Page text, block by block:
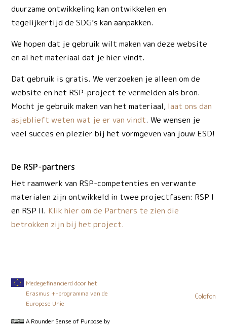
duurzame ontwikkeling kan ontwikkelen en
tegelijkertijd de SDG’s kan aanpakken.
We hopen dat je gebruik wilt maken van deze website
en al het materiaal dat je hier vindt.
Dat gebruik is gratis. We verzoeken je alleen om de
website en het RSP-project te vermelden als bron.
Mocht je gebruik maken van het materiaal, laat ons dan
asjeblieft weten wat je er van vindt. We wensen je
veel succes en plezier bij het vormgeven van jouw ESD!
De RSP-partners
Het raamwerk van RSP-competenties en verwante
materialen zijn ontwikkeld in twee projectfasen: RSP I
en RSP II. Klik hier om de Partners te zien die
betrokken zijn bij het project.
Medegefinancierd door het
Erasmus +-programma van de
Europese Unie
A Rounder Sense of Purpose by
Colofon